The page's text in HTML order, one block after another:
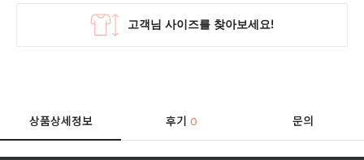
상품상세정보 후기0 문의